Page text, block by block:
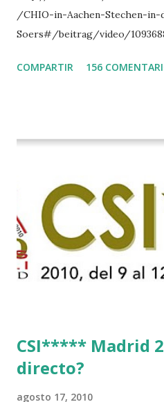
/CHIO-in-Aachen-Stechen-in-
Soers#/beitrag/video/
COMPARTIR 156
CSI***** Madrid
directo?
agosto 17, 2010